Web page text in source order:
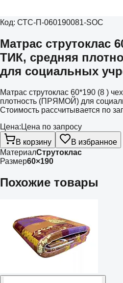
Код: СТС-П-060190081-SOC
Матрас струтоклас
ТИК, средняя
для социальных
Матрас струтоклас 60*190 (8 )
плотность (ПРЯМОЙ) для
Стоимость рассчитывается по
Цена: Цена по запросу
В корзину
В избранное
МатериалСтрутоклас
Размер60×190
Похожие товары